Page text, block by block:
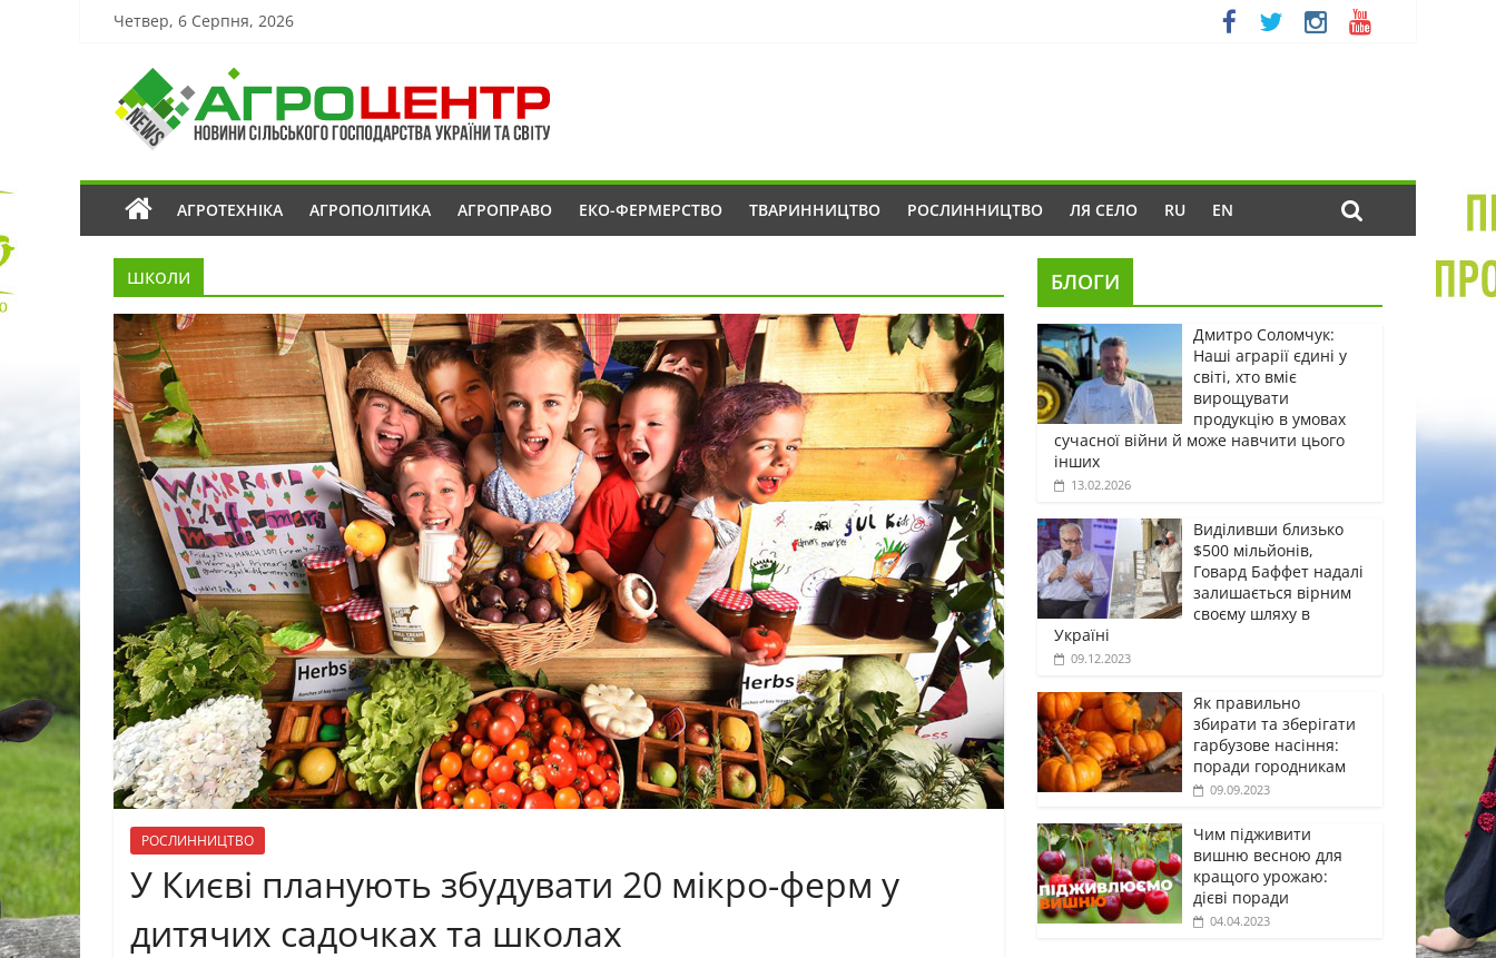
Четвер, 6 Серпня, 2026
АГРОТЕХНІКА АГРОПОЛІТИКА АГРОПРАВО ЕКО-ФЕРМЕРСТВО ТВАРИННИЦТВО РОСЛИННИЦТВО ЛЯ СЕЛО RU EN
школи
РОСЛИННИЦТВО
У Києві планують збудувати 20 мікро-ферм у
дитячих садочках та школах
БЛОГИ
Дмитро Соломчук:
Наші аграрії єдині у
світі, хто вміє
вирощувати
продукцію в умовах
сучасної війни й може навчити цього
інших
13.02.2026
Виділивши близько
$500 мільйонів,
Говард Баффет надалі
залишається вірним
своєму шляху в
Україні
09.12.2023
Як правильно
збирати та зберігати
гарбузове насіння:
поради городникам
09.09.2023
Чим підживити
вишню весною для
кращого урожаю:
дієві поради
04.04.2023